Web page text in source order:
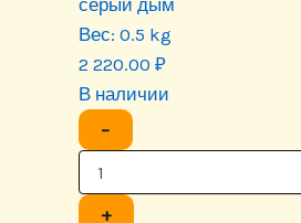
серый дым
Вес: 0.5 kg
2 220.00 ₽
В наличии
−
+